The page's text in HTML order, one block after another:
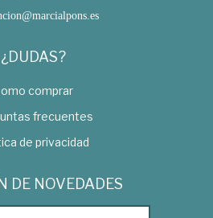
¿DUDAS?
comprar
frecuentes
de privacidad
DE NOVEDADES